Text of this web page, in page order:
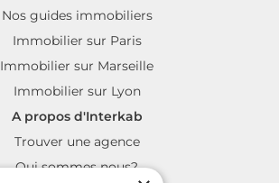
Nos guides immobiliers
Immobilier sur Paris
Immobilier sur Marseille
Immobilier sur Lyon
A propos d'Interkab
Trouver une agence
Qui sommes nous?